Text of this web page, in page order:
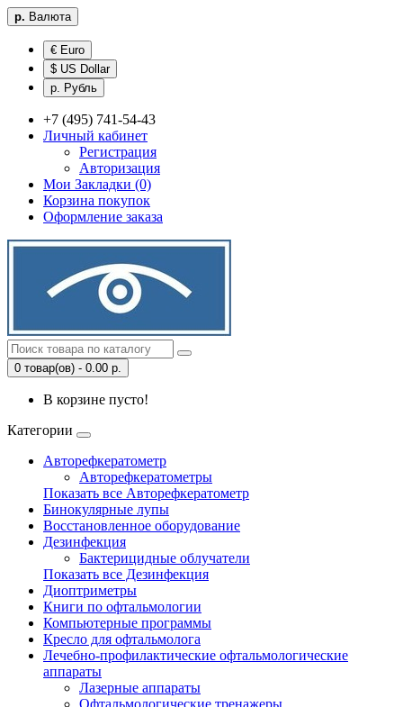
р. Валюта
€ Euro
$ US Dollar
р. Рубль
+7 (495) 741-54-43
Личный кабинет
Регистрация
Авторизация
Мои Закладки (0)
Корзина покупок
Оформление заказа
0 товар(ов) - 0.00 р.
В корзине пусто!
Категории
Авторефкератометр
Авторефкератометры
Показать все Авторефкератометр
Бинокулярные лупы
Восстановленное оборудование
Дезинфекция
Бактерицидные облучатели
Показать все Дезинфекция
Диоптриметры
Книги по офтальмологии
Компьютерные программы
Кресло для офтальмолога
Лечебно-профилактические офтальмологические
аппараты
Лазерные аппараты
Офтальмологические тренажеры